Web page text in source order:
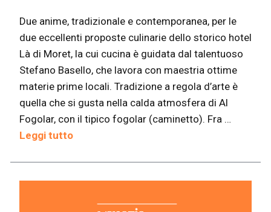
Due anime, tradizionale e contemporanea, per le
due eccellenti proposte culinarie dello storico hotel
Là di Moret, la cui cucina è guidata dal talentuoso
Stefano Basello, che lavora con maestria ottime
materie prime locali. Tradizione a regola d’arte è
quella che si gusta nella calda atmosfera di Al
Fogolar, con il tipico fogolar (caminetto). Fra …
Leggi tutto